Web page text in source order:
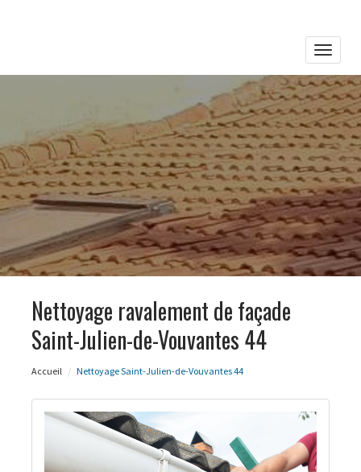
Toggle
Nettoyage ravalement de façade
Saint-Julien-de-Vouvantes 44
Accueil Nettoyage Saint-Julien-de-Vouvantes 44